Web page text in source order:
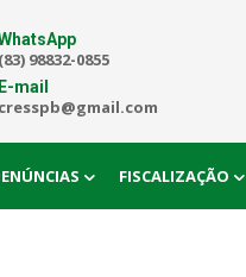
(83) 98832-0855
E-mail
cresspb@gmail.com
FISCALIZAÇÃO